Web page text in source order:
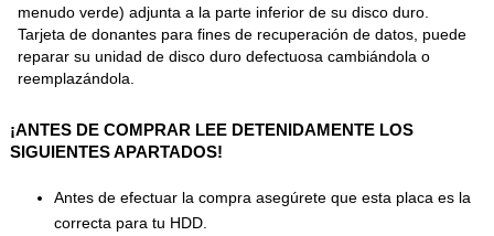
menudo verde) adjunta a la parte inferior de su disco duro.
Tarjeta de donantes para fines de recuperación de datos, puede
reparar su unidad de disco duro defectuosa cambiándola o
reemplazándola.
¡ANTES DE COMPRAR LEE DETENIDAMENTE LOS
SIGUIENTES APARTADOS!
Antes de efectuar la compra asegúrete que esta placa es la
correcta para tu HDD.